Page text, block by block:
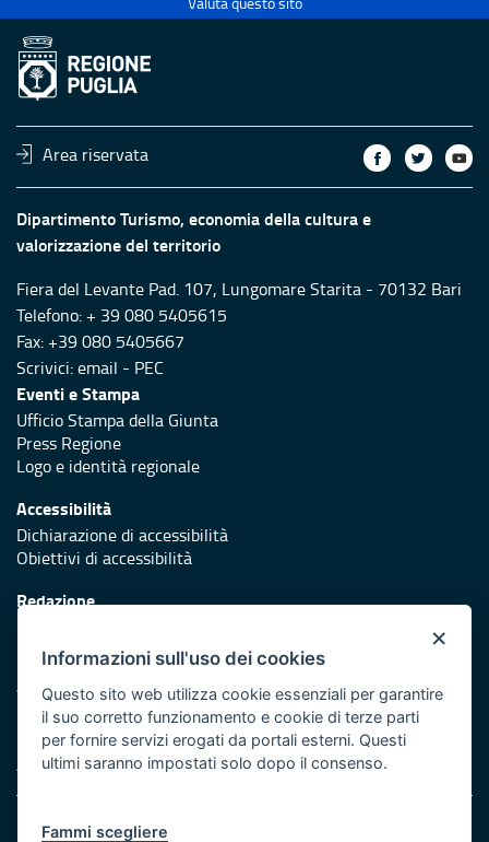
Area riservata
Dipartimento Turismo, economia della cultura e
valorizzazione del territorio
Fiera del Levante Pad. 107, Lungomare Starita - 70132 Bari
Telefono: + 39 080 5405615
Fax: +39 080 5405667
Scrivici:email - PEC
Eventi e Stampa
Ufficio Stampa della Giunta
Press Regione
Logo e identità regionale
Accessibilità
Dichiarazione di accessibilità
Obiettivi di accessibilità
Redazione
Protezione civile
Vai al sito di Protezione Civile Puglia
Iniziativa finanziata con risorse del POR Puglia 2014/2020 -
Asse XI
Note legali
×
Informazioni sull'uso dei cookies
Questo sito web utilizza cookie essenziali per garantire
il suo corretto funzionamento e cookie di terze parti
per fornire servizi erogati da portali esterni. Questi
ultimi saranno impostati solo dopo il consenso.
Fammi scegliere